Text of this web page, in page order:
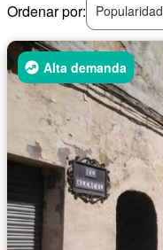
Ordenar por:
Popularidad
Alta demanda